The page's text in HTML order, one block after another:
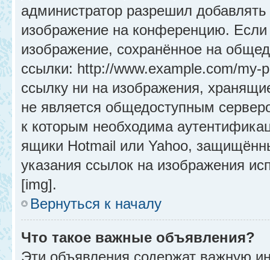
администратор разрешил
изображение на конференцию.
изображение, сохранённое на
ссылки: http://www.example.com/
ссылку ни на изображения,
не является общедоступным
к которым необходима
ящики Hotmail или Yahoo,
указания ссылок на изображения
[img].
Вернуться к началу
Что такое важные объявления?
Эти объявления содержат важную